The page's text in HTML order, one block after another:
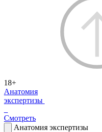
18+
Анатомия
экспертизы
Смотреть
Анатомия экспертизы